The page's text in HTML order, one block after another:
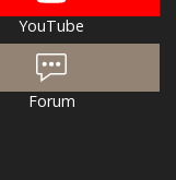
YouTube
Forum